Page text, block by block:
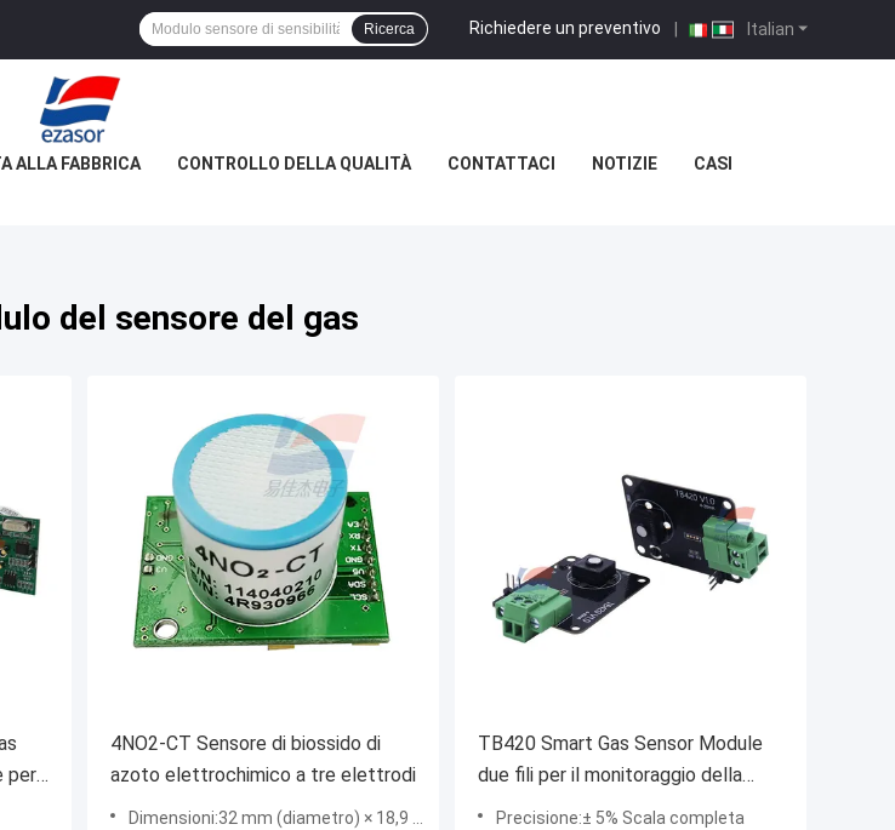
Italian
Richiedere un preventivo |
Ricerca
ALLA FABBRICA CONTROLLO DELLA QUALITÀ CONTATTACI NOTIZIE CASI
del sensore del gas
per
4NO2-CT Sensore di biossido di
azoto elettrochimico a tre elettrodi
Dimensioni:32 mm (diametro) × 18,9 mm (altezza)
TB420 Smart Gas Sensor Module
due fili per il monitoraggio della
sicurezza del gas
Precisione:± 5% Scala completa